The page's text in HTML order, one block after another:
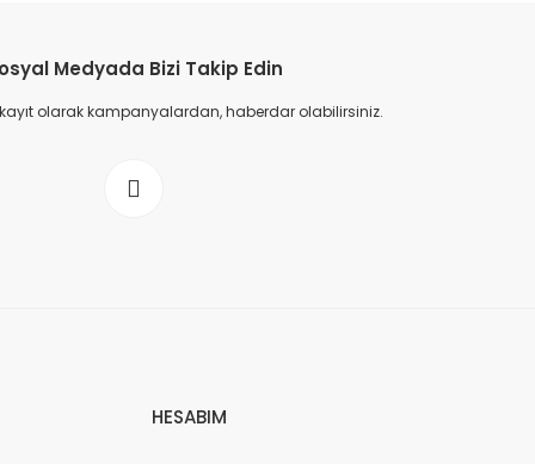
Medyada Bizi Takip Edin
olarak kampanyalardan, haberdar olabilirsiniz.
HESABIM